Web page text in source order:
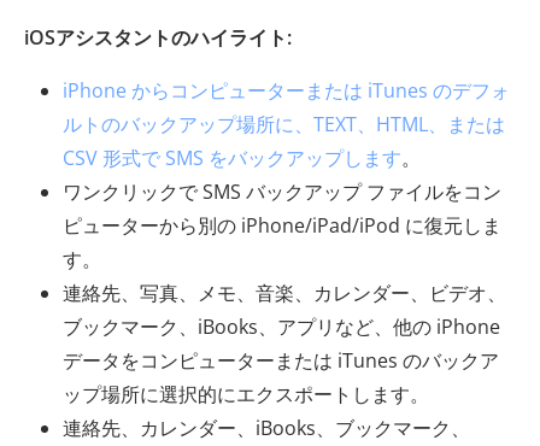
iOSアシスタントのハイライト:
iPhone からコンピューターまたは iTunes のデフォ
ルトのバックアップ場所に、TEXT、HTML、または
CSV 形式で SMS をバックアップします。
ワンクリックで SMS バックアップ ファイルをコン
ピューターから別の iPhone/iPad/iPod に復元しま
す。
連絡先、写真、メモ、音楽、カレンダー、ビデオ、
ブックマーク、iBooks、アプリなど、他の iPhone
データをコンピューターまたは iTunes のバックア
ップ場所に選択的にエクスポートします。
連絡先、カレンダー、iBooks、ブックマーク、